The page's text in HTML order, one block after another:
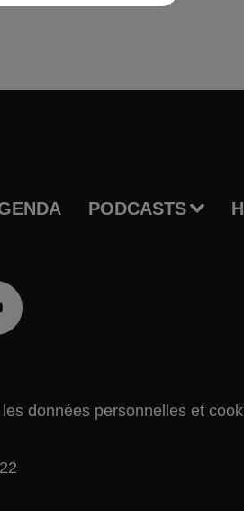
PODCASTS
données personnelles et